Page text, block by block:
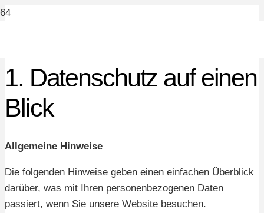
1. Datenschutz auf einen
Blick
Allgemeine Hinweise
Die folgenden Hinweise geben einen einfachen Überblick
darüber, was mit Ihren personenbezogenen Daten
passiert, wenn Sie unsere Website besuchen.